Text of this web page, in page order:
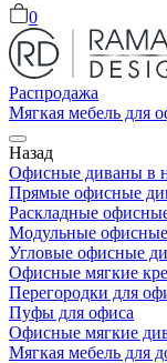
0
Распродажа
Мягкая мебель для
Назад
Офисные диваны в
Прямые офисные
Раскладные
Модульные
Угловые офисные
Офисные мягкие
Перегородки для
Пуфы для офиса
Офисные мягкие
Мягкая мебель для